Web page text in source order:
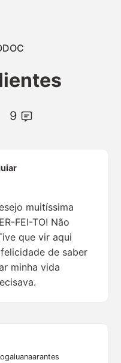
9
muitíssima
FEI-TO! Não
que vir aqui
de saber
minha vida